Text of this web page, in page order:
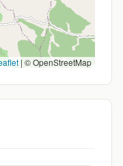
| © OpenStreetMap